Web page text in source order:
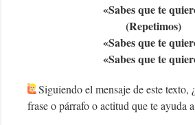
«Sabes que te
(Repetimos)
«Sabes que te
«Sabes que te
Siguiendo el mensaje de este texto,
frase o párrafo o actitud que te ayuda